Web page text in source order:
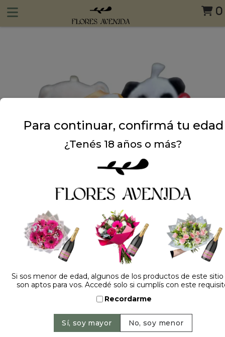
0
PELUCHE ANIMAL TE AMO 1H
Para continuar, confirmá tu edad
¿Tenés 18 años o más?
Si sos menor de edad, algunos de los productos de este
son aptos para vos. Accedé solo si cumplís con este
Recordarme